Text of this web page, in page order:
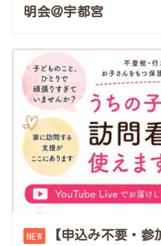
明会＠宇都宮
【申込み不要・